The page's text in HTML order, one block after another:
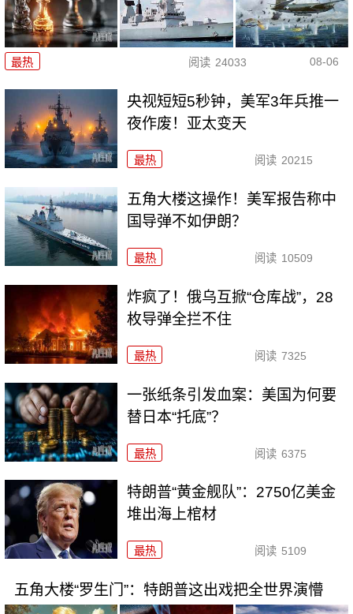
最热 阅读 24033 08-06
央视短短5秒钟，美军3年兵推一
夜作废！亚太变天
最热 阅读 20215
五角大楼这操作！美军报告称中
国导弹不如伊朗？
最热 阅读 10509
炸疯了！俄乌互掀“仓库战”，28
枚导弹全拦不住
最热 阅读 7325
一张纸条引发血案：美国为何要
替日本“托底”？
最热 阅读 6375
特朗普“黄金舰队”：2750亿美金
堆出海上棺材
最热 阅读 5109
五角大楼“罗生门”：特朗普这出戏把全世界演懵